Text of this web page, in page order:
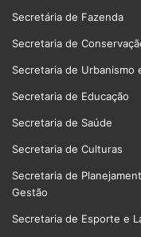
Secretária de Fazenda
Secretaria de
Secretaria de Urbanismo
Secretaria de Educação
Secretaria de Saúde
Secretaria de Culturas
Secretaria de
Gestão
Secretaria de Esporte e